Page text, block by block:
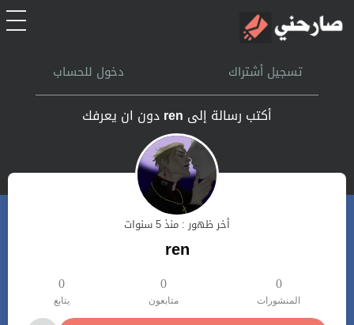
الرئيسيةتسجيل أشتراك دخول للحساب
أكتب رسالة إلى renدون ان يعرفك
أخر ظهور : منذ 5 سنوات
ren
0
المنشورات
0
متابعون
0
يتابع